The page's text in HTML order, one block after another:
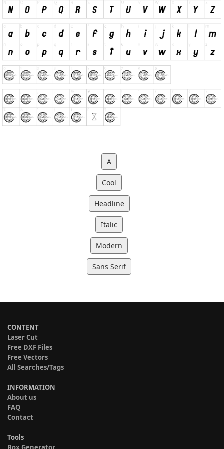
A
Cool
Headline
Italic
Modern
Sans Serif
CONTENT
Laser Cut
Free DXF Files
Free Vectors
All Searches/Tags
INFORMATION
About us
FAQ
Contact
Tools
Box Generator